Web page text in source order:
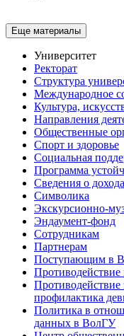
Еще материалы
Университет
Ректорат
Структура
Международное
Культура,
Направления
Общественные
Спорт и здоровье
Социальная
Программа
Сведения о
Символика
Экскурсионно-
Эндаумент-фонд
Сотрудникам
Партнерам
Поступающим в
Противодействие
Противодействие
профилактика
Политика в
данных в ВолГУ